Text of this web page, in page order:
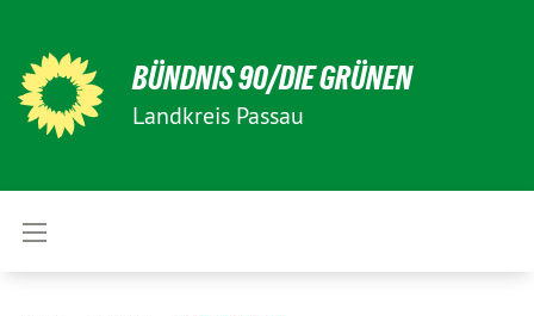
BÜNDNIS 90/DIE GRÜNEN
Landkreis Passau